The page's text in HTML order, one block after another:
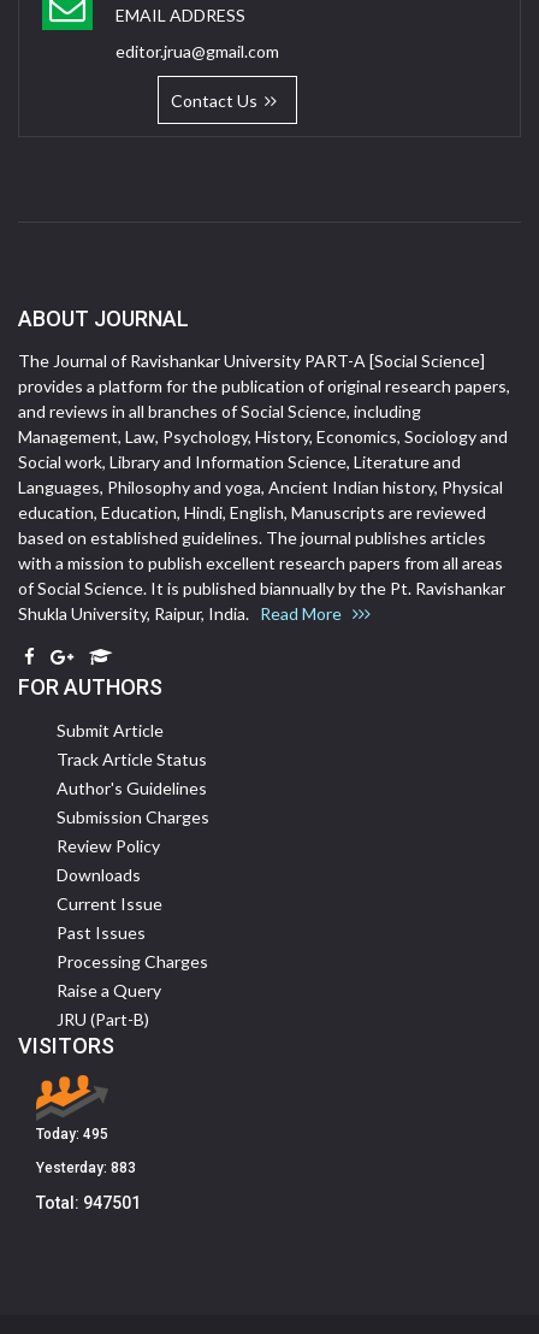
EMAIL ADDRESS
editor.jrua@gmail.com
Contact Us
ABOUT JOURNAL
The Journal of Ravishankar University PART-A [Social Science]
provides a platform for the publication of original research papers,
and reviews in all branches of Social Science, including
Management, Law, Psychology, History, Economics, Sociology and
Social work, Library and Information Science, Literature and
Languages, Philosophy and yoga, Ancient Indian history, Physical
education, Education, Hindi, English, Manuscripts are reviewed
based on established guidelines. The journal publishes articles
with a mission to publish excellent research papers from all areas
of Social Science. It is published biannually by the Pt. Ravishankar
Shukla University, Raipur, India. Read More
FOR AUTHORS
Submit Article
Track Article Status
Author's Guidelines
Submission Charges
Review Policy
Downloads
Current Issue
Past Issues
Processing Charges
Raise a Query
JRU (Part-B)
VISITORS
Today: 495
Yesterday: 883
Total: 947501